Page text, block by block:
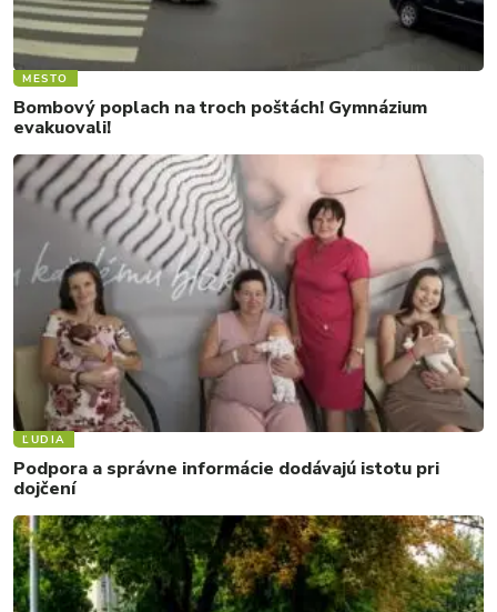
MESTO
Bombový poplach na troch poštách! Gymnázium
evakuovali!
ĽUDIA
Podpora a správne informácie dodávajú istotu pri
dojčení